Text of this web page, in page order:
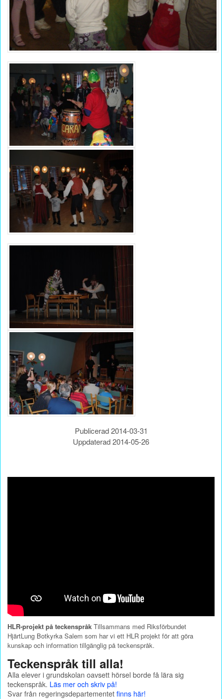
Publicerad 2014-03-31
Uppdaterad 2014-05-26
HLR-projekt på teckenspråk Tillsammans med Riksförbundet
HjärtLung Botkyrka Salem som har vi ett HLR projekt för att göra
kunskap och information tillgänglig på teckenspråk.
Teckenspråk till alla!
Alla elever i grundskolan oavsett hörsel borde få lära sig
teckenspråk. Läs mer och skriv på!
Svar från regeringsdepartementet finns här!